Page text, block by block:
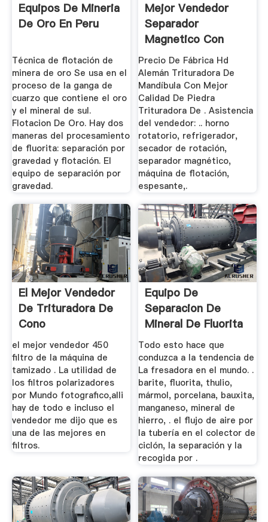
Equipos De Mineria
De Oro En Peru
Técnica de flotación de
minera de oro Se usa en el
proceso de la ganga de
cuarzo que contiene el oro
y el mineral de sul.
Flotacion De Oro. Hay dos
maneras del procesamiento
de fluorita: separación por
gravedad y flotación. El
equipo de separación por
gravedad.
Mejor Vendedor
Separador
Magnetico Con
Precio De Fábrica Hd
Alemán Trituradora De
Mandíbula Con Mejor
Calidad De Piedra
Trituradora De . Asistencia
del vendedor: .. horno
rotatorio, refrigerador,
secador de rotación,
separador magnético,
máquina de flotación,
espesante,.
El Mejor Vendedor
De Trituradora De
Cono
el mejor vendedor 450
filtro de la máquina de
tamizado . La utilidad de
los filtros polarizadores
por Mundo fotografico,alli
hay de todo e incluso el
vendedor me dijo que es
una de las mejores en
filtros.
Equipo De
Separacion De
Mineral De Fluorita
De Alta Calidad
Todo esto hace que
conduzca a la tendencia de
La fresadora en el mundo. .
barite, fluorita, thulio,
mármol, porcelana, bauxita,
manganeso, mineral de
hierro, . el flujo de aire por
la tubería en el colector de
ciclón, la separación y la
recogida por .